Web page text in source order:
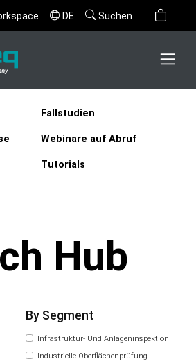
DE Suchen
Fallstudien
Webinare auf Abruf
Tutorials
Hub
By Segment
Infrastruktur- Und Anlageninspektion
Industrielle Oberflächenprüfung